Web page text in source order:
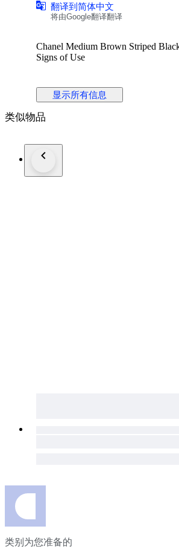
翻译到简体中文
将由Google翻译翻译
Chanel Medium Brown Striped
Signs of Use
显示所有信息
类似物品
类别为您准备的